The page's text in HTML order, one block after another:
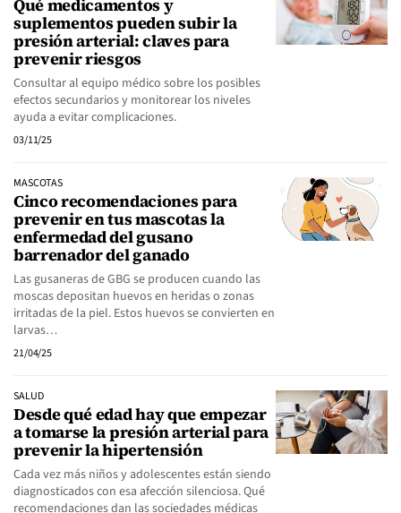
Qué medicamentos y
suplementos pueden subir la
presión arterial: claves para
prevenir riesgos
Consultar al equipo médico sobre los posibles
efectos secundarios y monitorear los niveles
ayuda a evitar complicaciones.
03/11/25
MASCOTAS
Cinco recomendaciones para
prevenir en tus mascotas la
enfermedad del gusano
barrenador del ganado
Las gusaneras de GBG se producen cuando las
moscas depositan huevos en heridas o zonas
irritadas de la piel. Estos huevos se convierten en
larvas…
21/04/25
SALUD
Desde qué edad hay que empezar
a tomarse la presión arterial para
prevenir la hipertensión
Cada vez más niños y adolescentes están siendo
diagnosticados con esa afección silenciosa. Qué
recomendaciones dan las sociedades médicas